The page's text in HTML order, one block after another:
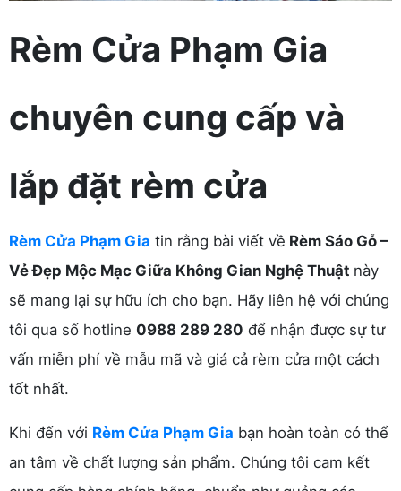
Rèm Cửa Phạm Gia
chuyên cung cấp và
lắp đặt rèm cửa
Rèm Cửa Phạm Gia tin rằng bài viết về Rèm Sáo Gỗ –
Vẻ Đẹp Mộc Mạc Giữa Không Gian Nghệ Thuật này
sẽ mang lại sự hữu ích cho bạn. Hãy liên hệ với chúng
tôi qua số hotline 0988 289 280 để nhận được sự tư
vấn miễn phí về mẫu mã và giá cả rèm cửa một cách
tốt nhất.
Khi đến với Rèm Cửa Phạm Gia bạn hoàn toàn có thể
an tâm về chất lượng sản phẩm. Chúng tôi cam kết